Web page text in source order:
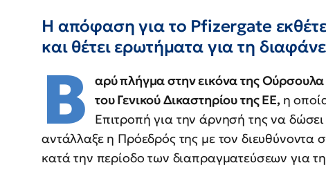
Η απόφαση για το Pfizergate
και θέτει ερωτήματα για τη
Β
αρύ πλήγμα στην εικόνα της
του Γενικού Δικαστηρίου της ΕΕ, η
Επιτροπή για την άρνησή της να
αντάλλαξε η Πρόεδρός της με τον
κατά την περίοδο των διαπραγματεύσεων για